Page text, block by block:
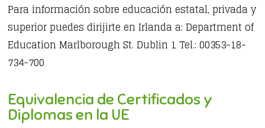
Para información sobre educación estatal, privada y
superior puedes dirijirte en Irlanda a: Department of
Education Marlborough St. Dublin 1 Tel.: 00353-18-
734-700
Equivalencia de Certificados y
Diplomas en la UE